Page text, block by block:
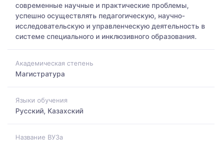
современные научные и практические проблемы,
успешно осуществлять педагогическую, научно-
исследовательскую и управленческую деятельность в
системе специального и инклюзивного образования.
Академическая степень
Магистратура
Языки обучения
Русский, Казахский
Название ВУЗа